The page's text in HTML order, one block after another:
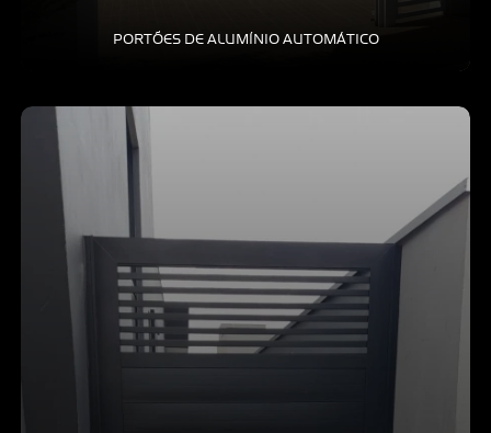
PORTÕES DE ALUMÍNIO AUTOMÁTICO